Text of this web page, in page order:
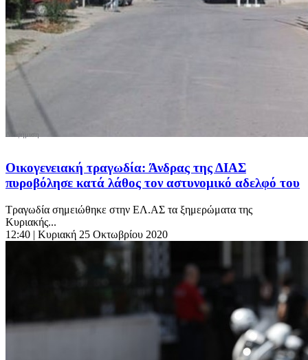
Οικογενειακή τραγωδία: Άνδρας της ΔΙΑΣ
πυροβόλησε κατά λάθος τον αστυνομικό αδελφό του
Τραγωδία σημειώθηκε στην ΕΛ.ΑΣ τα ξημερώματα της
Κυριακής...
12:40 | Κυριακή 25 Οκτωβρίου 2020